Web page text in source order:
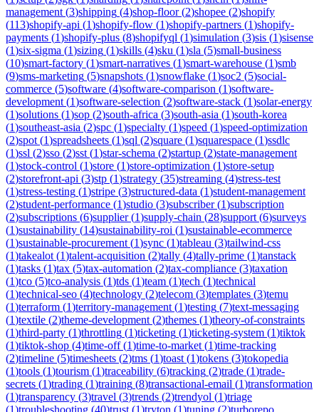
management (3)shipping (4)shop-floor(2)shopee (2)shopify
(113)shopify-api (1)shopify-flow (1)shopify-partners (1)shopify-
payments (1)shopify-plus (8)shopifyql (1)simulation (3)sis (1)sisense
(1)six-sigma (1)sizing (1)skills (4)sku (1)sla (5)small-business
(10)smart-factory (1)smart-narratives (1)smart-warehouse (1)smb
(9)sms-marketing (5)snapshots (1)snowflake (1)soc2 (5)social-
commerce (5)software (4)software-comparison (1)software-
development (1)software-selection (2)software-stack (1)solar-energy
(1)solutions (1)sop (2)south-africa (3)south-asia (1)south-korea
(1)southeast-asia (2)spc (1)specialty (1)speed (1)speed-optimization
(2)spot (1)spreadsheets (1)sql (2)square (1)squarespace (1)ssdlc
(1)ssl (2)sso (2)sst (1)star-schema (2)startup (2)state-management
(1)stock-control (1)store (1)store-optimization (1)store-setup
(2)storefront-api (3)stp (1)strategy (35)streaming (4)stress-test
(1)stress-testing (1)stripe (3)structured-data (1)student-management
(2)student-performance (1)studio (3)subscriber(1)subscription
(2)subscriptions (6)supplier(1)supply-chain (28)support (6)surveys
(1)sustainability (14)sustainability-roi (1)sustainable-ecommerce
(1)sustainable-procurement (1)sync (1)tableau (3)tailwind-css
(1)takealot (1)talent-acquisition (2)tally (4)tally-prime (1)tanstack
(1)tasks (1)tax (5)tax-automation (2)tax-compliance (3)taxation
(1)tco (5)tco-analysis (1)tds (1)team (1)tech (1)technical
(1)technical-seo (4)technology (2)telecom (3)templates (3)temu
(1)terraform (1)territory-management (1)testing (7)text-messaging
(1)textile (2)theme-development (2)themes (1)theory-of-constraints
(1)third-party (1)throttling (1)ticketing (1)ticketing-system (1)tiktok
(1)tiktok-shop (4)time-off(1)time-to-market (1)time-tracking
(2)timeline (5)timesheets (2)tms (1)toast (1)tokens (3)tokopedia
(1)tools (1)tourism (1)traceability (6)tracking (2)trade (1)trade-
secrets (1)trading (1)training (8)transactional-email (1)transformation
(1)transparency (3)travel (3)trends (2)trendyol (1)triage
(1)troubleshooting (40)trust (1)tryton (1)tuning (2)turborepo